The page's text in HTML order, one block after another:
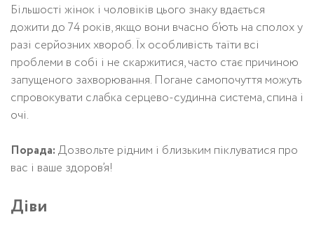
Більшості жінок і чоловіків цього знаку вдається
дожити до 74 років, якщо вони вчасно б’ють на сполох у
разі серйозних хвороб. Їх особливість таїти всі
проблеми в собі і не скаржитися, часто стає причиною
запущеного захворювання. Погане самопочуття можуть
спровокувати слабка серцево-судинна система, спина і
очі.
Порада: Дозвольте рідним і близьким піклуватися про
вас і ваше здоров’я!
Діви